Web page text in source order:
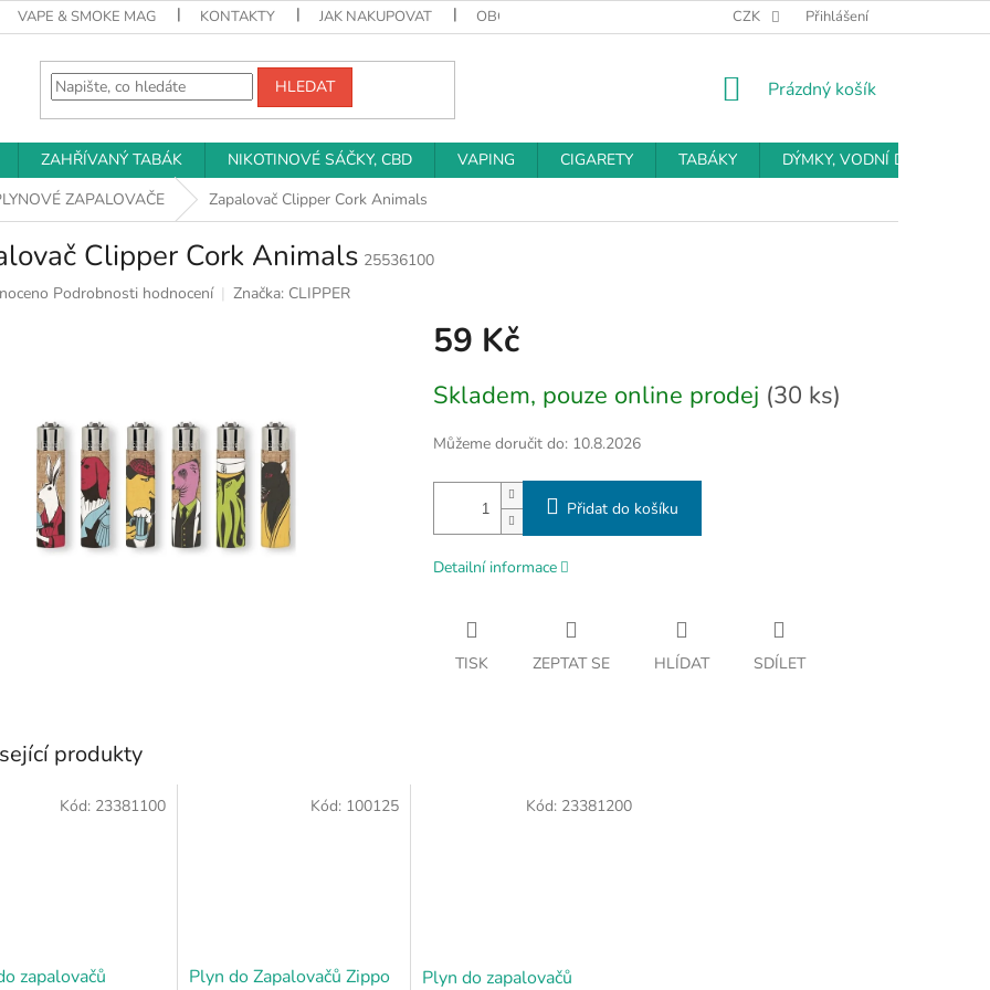
VAPE & SMOKE MAG KONTAKTY JAK NAKUPOVAT OBCHODNÍ PODMÍNKY PODMÍNKY OCHRANY OSOBNÍCH ÚDAJŮ
CZK Přihlášení
HLEDAT
NÁKUPNÍ
Prázdný košík
ZAHŘÍVANÝ TABÁK NIKOTINOVÉ SÁČKY, CBD VAPING CIGARETY TABÁKY
DÝMKY, VODNÍ DÝMKY
ZAPALOVAČE Zapalovač Clipper Cork Animals
Clipper Cork Animals 25536100
Podrobnosti hodnocení Značka: CLIPPER
59 Kč
cena:
Skladem, pouze online prodej (30 ks)
Můžeme doručit do: 10.8.2026
Přidat do košíku
Detailní informace
TISK ZEPTAT SE HLÍDAT SDÍLET
produkty
zapalovačů
Kód: 23381100
Plyn do Zapalovačů Zippo
Kód: 100125
Plyn do zapalovačů
Kód: 23381200